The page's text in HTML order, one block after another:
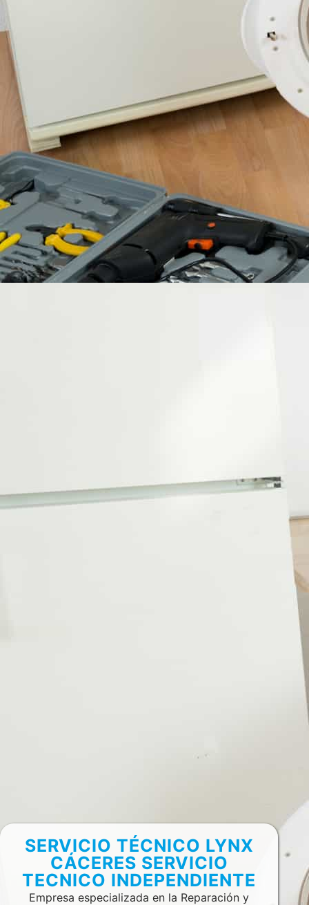
SERVICIO TÉCNICO LYNX
CÁCERES SERVICIO
TECNICO INDEPENDIENTE
Empresa especializada en la Reparación y